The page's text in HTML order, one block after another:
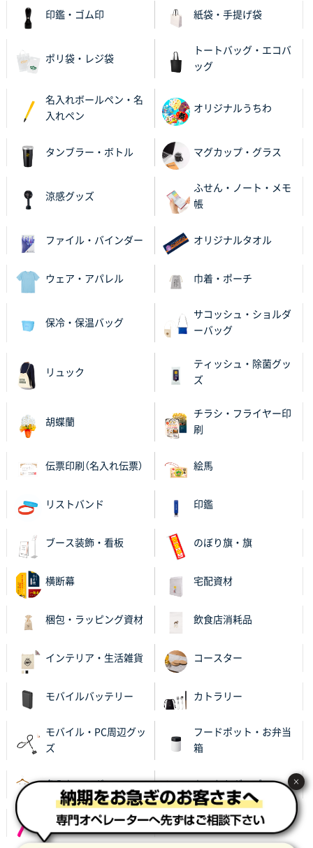
印鑑・ゴム印 紙袋・手提げ袋
ポリ袋・レジ袋
トートバッグ・エコバ
ッグ
名入れボールペン・名
入れペン
オリジナルうちわ
タンブラー・ボトル マグカップ・グラス
涼感グッズ
ふせん・ノート・メモ
帳
ファイル・バインダー オリジナルタオル
ウェア・アパレル 巾着・ポーチ
保冷・保温バッグ
サコッシュ・ショルダ
ーバッグ
リュック
ティッシュ・除菌グッ
ズ
胡蝶蘭
チラシ・フライヤー印
刷
伝票印刷（名入れ伝票） 絵馬
リストバンド 印鑑
ブース装飾・看板 のぼり旗・旗
横断幕 宅配資材
梱包・ラッピング資材 飲食店消耗品
インテリア・生活雑貨 コースター
モバイルバッテリー カトラリー
モバイル・PC周辺グッ
ズ
フードポット・お弁当
箱
名入れハンガー あったかグッズ
レイングッズ
×